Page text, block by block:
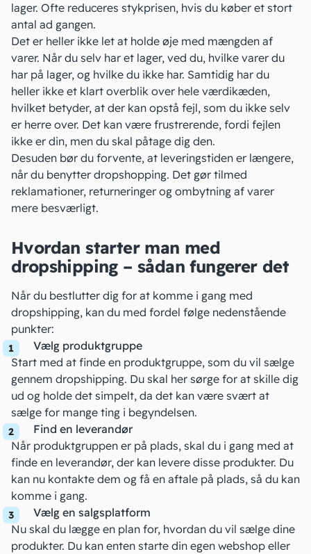
lager. Ofte reduceres stykprisen, hvis du køber et stort
antal ad gangen.
Det er heller ikke let at holde øje med mængden af
varer. Når du selv har et lager, ved du, hvilke varer du
har på lager, og hvilke du ikke har. Samtidig har du
heller ikke et klart overblik over hele værdikæden,
hvilket betyder, at der kan opstå fejl, som du ikke selv
er herre over. Det kan være frustrerende, fordi fejlen
ikke er din, men du skal påtage dig den.
Desuden bør du forvente, at leveringstiden er længere,
når du benytter dropshopping. Det gør tilmed
reklamationer, returneringer og ombytning af varer
mere besværligt.
Hvordan starter man med
dropshipping – sådan fungerer det
Når du bestlutter dig for at komme i gang med
dropshipping, kan du med fordel følge nedenstående
punkter:
Vælg produktgruppe
Start med at finde en produktgruppe, som du vil sælge
gennem dropshipping. Du skal her sørge for at skille dig
ud og holde det simpelt, da det kan være svært at
sælge for mange ting i begyndelsen.
Find en leverandør
Når produktgruppen er på plads, skal du i gang med at
finde en leverandør, der kan levere disse produkter. Du
kan nu kontakte dem og få en aftale på plads, så du kan
komme i gang.
Vælg en salgsplatform
Nu skal du lægge en plan for, hvordan du vil sælge dine
produkter. Du kan enten starte din egen webshop eller